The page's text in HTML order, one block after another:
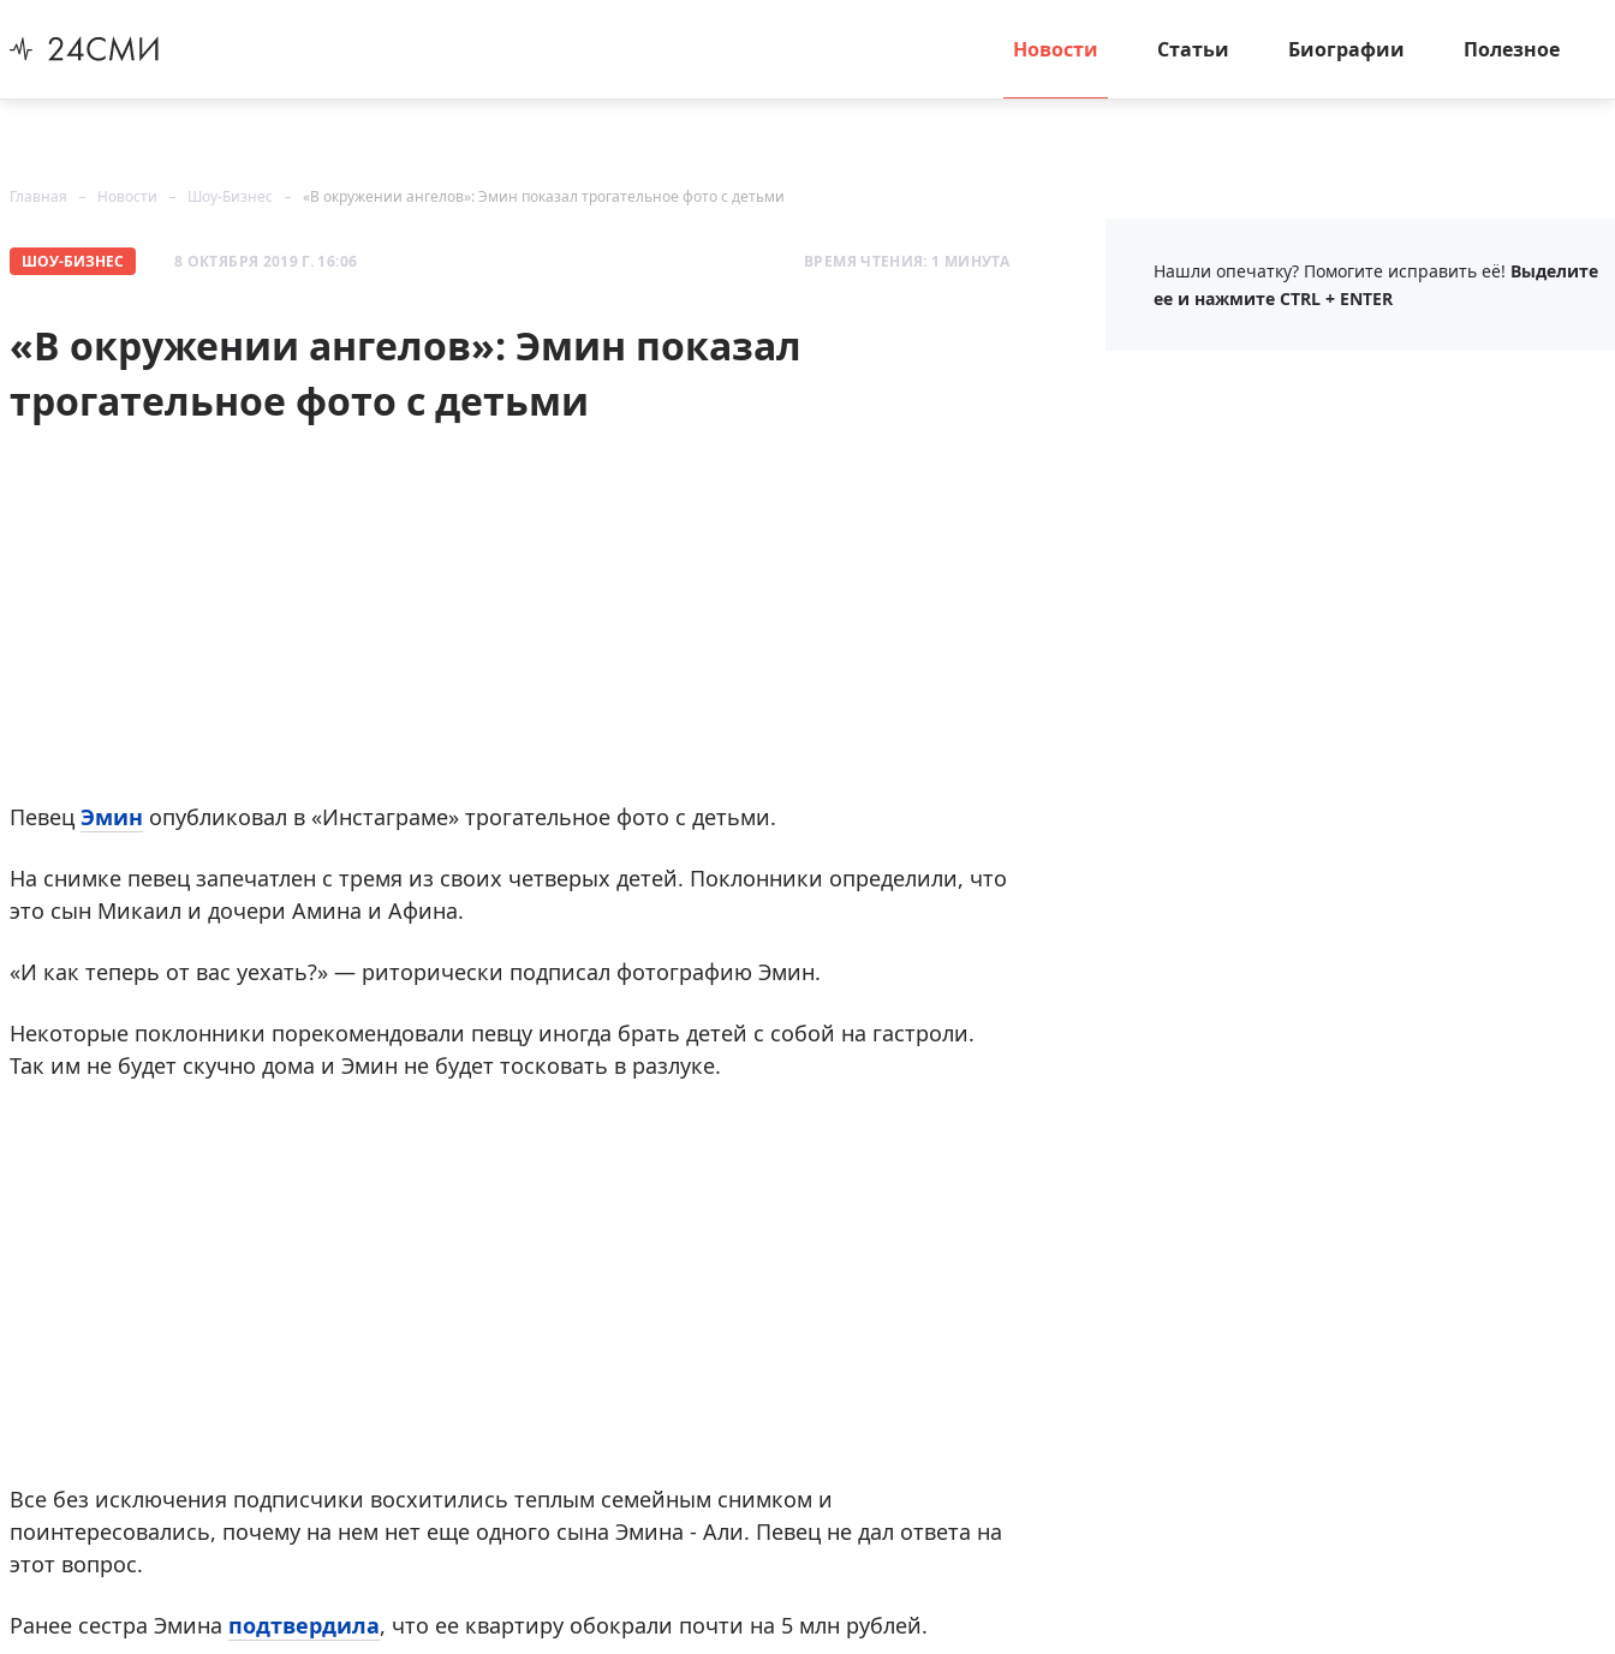
Новости Статьи Биографии Полезное
Главная Новости Шоу-Бизнес «В окружении ангелов»: Эмин показал трогательное фото с детьми
ШОУ-БИЗНЕС 8 ОКТЯБРЯ 2019 Г. 16:06 ВРЕМЯ ЧТЕНИЯ: 1 МИНУТА
«В окружении ангелов»: Эмин показал
трогательное фото с детьми
Певец Эмин опубликовал в «Инстаграме» трогательное фото с детьми.
На снимке певец запечатлен с тремя из своих четверых детей. Поклонники определили, что
это сын Микаил и дочери Амина и Афина.
«И как теперь от вас уехать?» — риторически подписал фотографию Эмин.
Некоторые поклонники порекомендовали певцу иногда брать детей с собой на гастроли.
Так им не будет скучно дома и Эмин не будет тосковать в разлуке.
Все без исключения подписчики восхитились теплым семейным снимком и
поинтересовались, почему на нем нет еще одного сына Эмина - Али. Певец не дал ответа на
этот вопрос.
Ранее сестра Эмина подтвердила, что ее квартиру обокрали почти на 5 млн рублей.
Нашли опечатку? Помогите исправить её! Выделите
ее и нажмите CTRL + ENTER